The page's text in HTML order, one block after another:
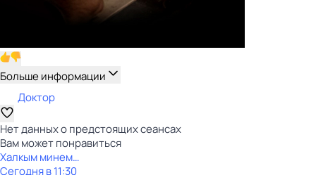
Больше информации
Доктор
Нет данных о предстоящих сеансах
Вам может понравиться
Халкым минем…
Сегодня в 11:30